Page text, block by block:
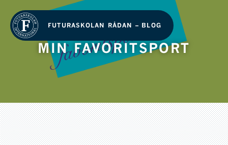
FUTURASKOLAN RÅDAN – BLOG
MIN FAVORITSPORT